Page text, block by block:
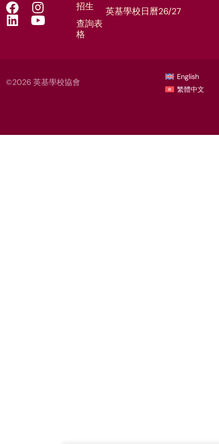
招生
查詢表
格
英基學校日曆26/27
©2026 英基學校協會
English
繁體中文